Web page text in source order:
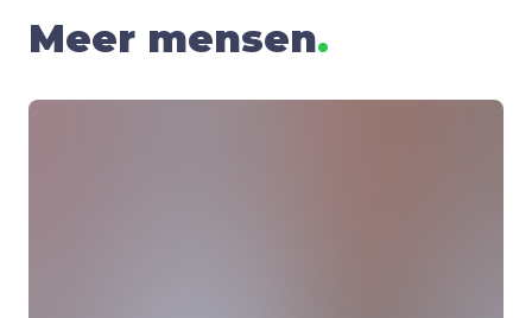
Meer mensen.